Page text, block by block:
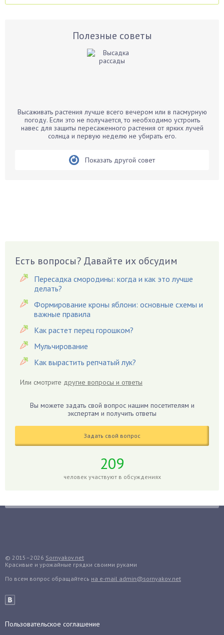
Аспарагус
Бархатцы
Бегония
Вешенки
Виноград
Вредители
Гардения
Гацания
Гвоздики
Георгины
Гиацинт
Гладиолусы
Гранат
Грядки
Гуава
Декабрист
Полезные советы
Высаживать растения лучше всего вечером или в пасмурную
погоду. Если это не получается, то необходимо устроить
навес для защиты пересаженного растения от ярких лучей
солнца и первую неделю не убирать его.
Показать другой совет
Есть вопросы? Давайте их обсудим
Пересадка смородины: когда и как это лучше
делать?
Формирование кроны яблони: основные схемы и
важные правила
Как растет перец горошком?
Мульчирование
Как вырастить репчатый лук?
Или смотрите другие вопросы и ответы
Вы можете задать свой вопрос нашим посетителям и
экспертам и получить ответы
Задать свой вопрос
209
человек участвуют в обсуждениях
© 2015–2026 Sornyakov.net
Красивые и урожайные грядки своими руками
По всем вопрос обращайтесь на e-mail admin@sornyakov.net
Пользовательское соглашение